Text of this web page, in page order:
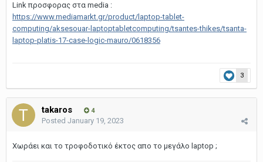
Link προσφορας στα media :
https://www.mediamarkt.gr/product/laptop-tablet-
computing/aksesouar-laptoptabletcomputing/tsantes-thikes/tsanta-
laptop-platis-17-case-logic-mauro/0618356
3
takaros 4
Posted January 19, 2023
Χωράει και το τροφοδοτικό έκτος απο το μεγάλο laptop ;